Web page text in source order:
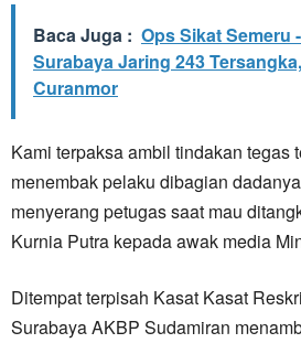
Baca Juga : Ops Sikat Semeru
Surabaya Jaring 243
Curanmor
Kami terpaksa ambil tindakan tegas
menembak pelaku dibagian
menyerang petugas saat mau
Kurnia Putra kepada awak media
Ditempat terpisah Kasat Kasat
Surabaya AKBP Sudamiran